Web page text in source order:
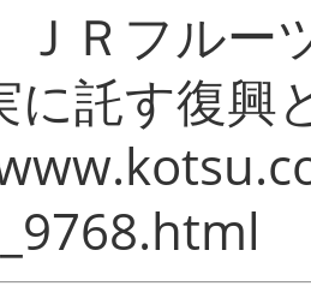
Ｒフルー
託す復興